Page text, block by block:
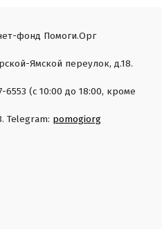
фонд Помоги.Орг
Ямской переулок, д.18.
6553 (с 10:00 до 18:00, кроме
Telegram: pomogiorg